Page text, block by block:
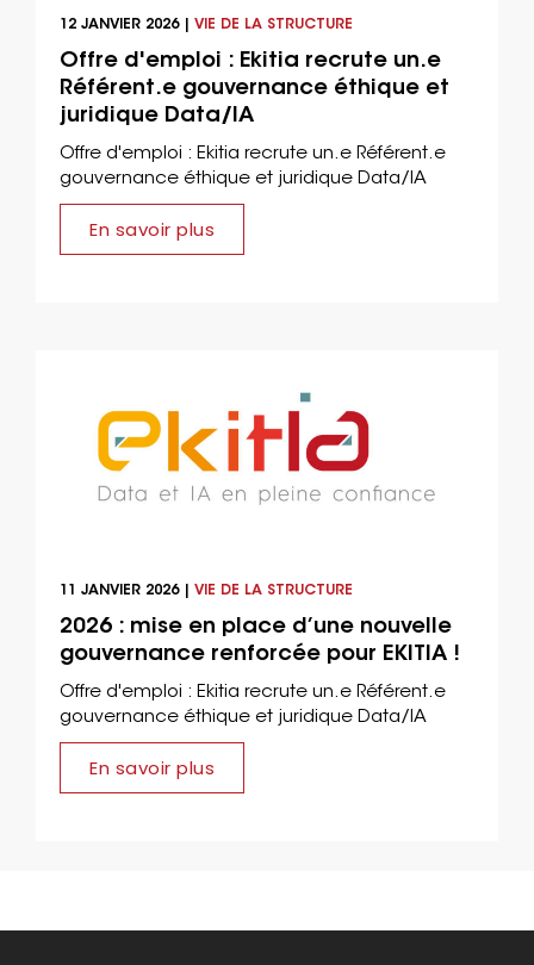
12 JANVIER 2026 | VIE DE LA STRUCTURE
Offre d'emploi : Ekitia recrute un.e
Référent.e gouvernance éthique et
juridique Data/IA
Offre d'emploi : Ekitia recrute un.e Référent.e
gouvernance éthique et juridique Data/IA
En savoir plus
11 JANVIER 2026 | VIE DE LA STRUCTURE
2026 : mise en place d’une nouvelle
gouvernance renforcée pour EKITIA !
Offre d'emploi : Ekitia recrute un.e Référent.e
gouvernance éthique et juridique Data/IA
En savoir plus